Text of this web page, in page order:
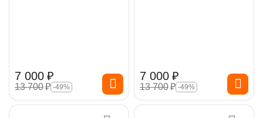
7 000 ₽
13 700₽ -49%
7 000 ₽
13 700₽ -49%